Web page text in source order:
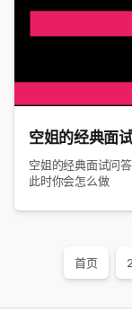
空姐的经典面
空姐的经典面试问
此时你会怎么做
首页 2